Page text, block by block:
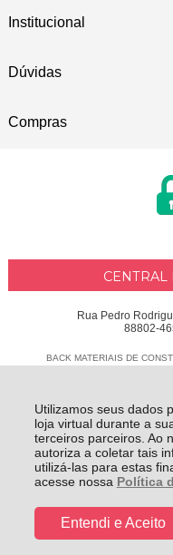
Utilizamos seus dados
loja virtual durante a
terceiros parceiros. Ao
autoriza a coletar tais
utilizá-las para estas
acesse nossa Política
Entendi e Aceito
Institucional
Dúvidas
Compras
Rua Pedro
88802-
BACK MATERIAIS DE